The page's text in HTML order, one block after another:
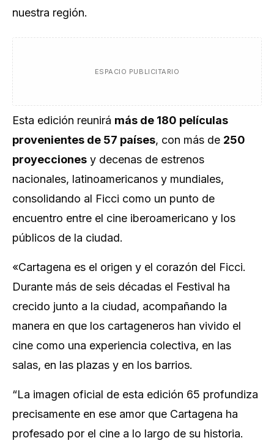
nuestra región.
ESPACIO PUBLICITARIO
Esta edición reunirá más de 180 películas
provenientes de 57 países, con más de 250
proyecciones y decenas de estrenos
nacionales, latinoamericanos y mundiales,
consolidando al Ficci como un punto de
encuentro entre el cine iberoamericano y los
públicos de la ciudad.
«Cartagena es el origen y el corazón del Ficci.
Durante más de seis décadas el Festival ha
crecido junto a la ciudad, acompañando la
manera en que los cartageneros han vivido el
cine como una experiencia colectiva, en las
salas, en las plazas y en los barrios.
“La imagen oficial de esta edición 65 profundiza
precisamente en ese amor que Cartagena ha
profesado por el cine a lo largo de su historia.